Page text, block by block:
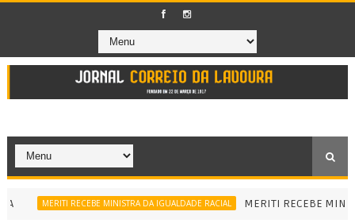
MERITI RECEBE MINISTRA DA IGUALDADE RACIAL MERITI RECEBE MINISTRA